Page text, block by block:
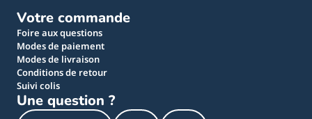
Votre commande
Foire aux questions
Modes de paiement
Modes de livraison
Conditions de retour
Suivi colis
Une question ?